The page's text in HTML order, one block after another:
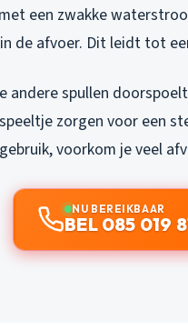
een zwakke
de afvoer. Dit leidt tot
andere spullen
zorgen voor een
voorkom je veel
NU BEREIKBAAR
BEL 085 019